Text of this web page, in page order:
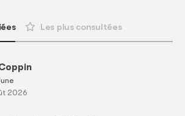
Les plus consultées
2026